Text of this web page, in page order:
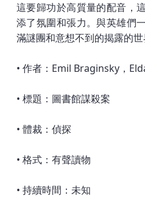
這要歸功於高質量的配音，
添了氛圍和張力。與英雄們
滿謎團和意想不到的揭露的世
• 作者：Emil Braginsky，
• 標題：圖書館謀殺案
• 體裁：偵探
• 格式：有聲讀物
• 持續時間：未知